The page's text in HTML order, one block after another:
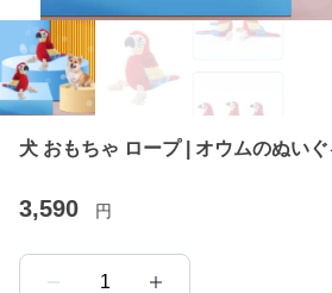
犬 おもちゃ ロープ | オウムのぬい
3,590 円
1